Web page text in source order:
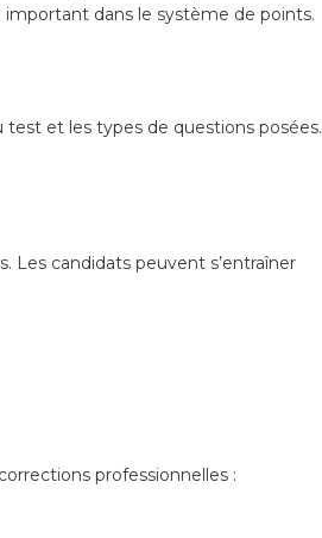
dans le système de points.
test et les types de questions posées.
Les candidats peuvent s’entraîner
professionnelles :